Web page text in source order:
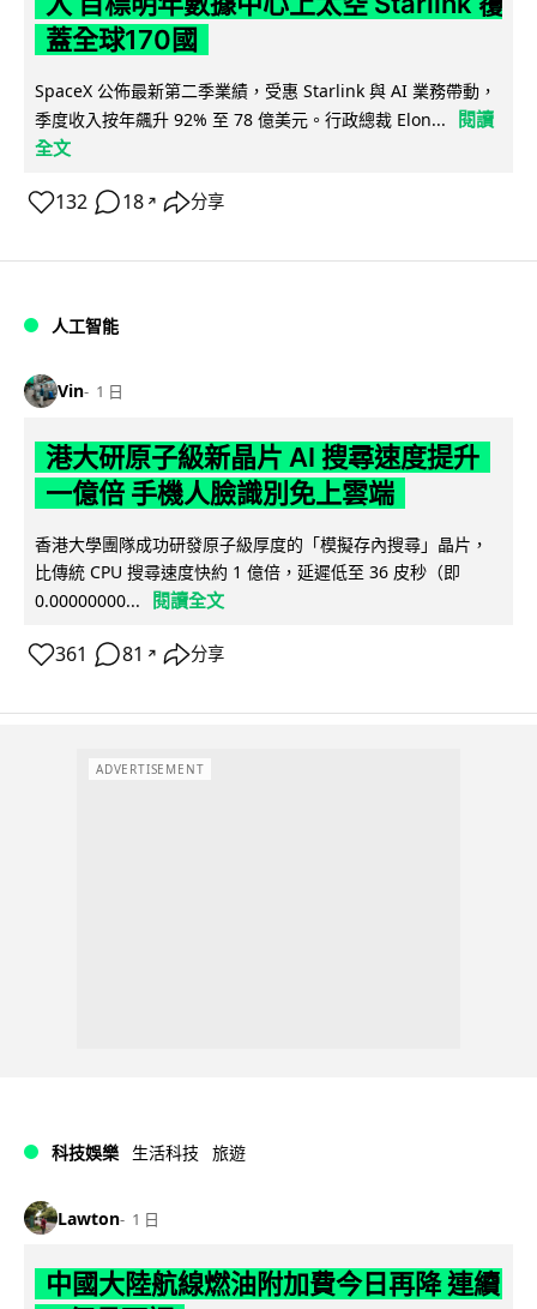
蓋全球170國
SpaceX 公佈最新第二季業績，受惠 Starlink 與 AI 業務帶動，
季度收入按年飆升 92% 至 78 億美元。行政總裁 Elon...
閱讀
全文
132 18 ↗ 分享
人工智能
Vin 1 日
港大研原子級新晶片 AI 搜尋速度提升
一億倍 手機人臉識別免上雲端
香港大學團隊成功研發原子級厚度的「模擬存內搜尋」晶片，
比傳統 CPU 搜尋速度快約 1 億倍，延遲低至 36 皮秒（即
0.00000000...
閱讀全文
361 81 ↗ 分享
ADVERTISEMENT
科技娛樂 生活科技 旅遊
Lawton 1 日
中國大陸航線燃油附加費今日再降 連續